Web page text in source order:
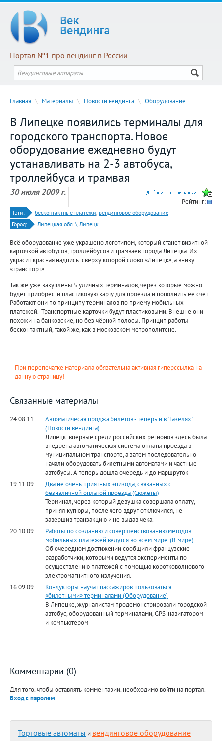
Портал №1 про вендинг в России
Главная \ Материалы \ Новости вендинга \ Оборудование
В Липецке появились терминалы для
городского транспорта. Новое
оборудование ежедневно будут
устанавливать на 2-3 автобуса,
троллейбуса и трамвая
30 июля 2009 г.
Рейтинг:
Тэги: бесконтактные платежи, вендинговое оборудование
Город:
Липецкая обл. \ Липецк
Всё оборудование уже украшено логотипом, который станет визитной
карточкой автобусов, троллейбусов и трамваев города Липецка. Их
украсит красная надпись: сверху которой слово «Липецк», а внизу
«транспорт».
Так же уже закуплены 5 уличных терминалов, через которые можно
будет приобрести пластиковую карту для проезда и пополнить её счёт.
Работают они по принципу терминалов по приему мобильных
платежей. Транспортные карточки будут пластиковыми. Внешне они
похожи на банковские, но без чёрной полосы. Принцип работы –
бесконтактный, такой же, как в московском метрополитене.
При перепечатке материала обязательна активная гиперссылка на
данную страницу!
Связанные материалы
24.08.11
Автоматичесая проджа билетов - теперь и в "Газелях"
(Новости вендинга)
Липецк: впервые среди российских регионов здесь была
внедрена автоматическая система оплаты проезда в
муниципальном транспорте, а затем последовательно
начали оборудовать билетными автоматами и частные
автобусы. А теперь дошла очередь и до маршруток
19.11.09
Два не очень приятных эпизода, связанных с
безналичной оплатой проезда (Сюжеты)
Терминал, через который девушка совершала оплату,
принял купюры, после чего вдруг отключился, не
завершив транзакцию и не выдав чека.
20.10.09
Работы по созданию и совершенствованию методов
мобильных платежей ведутся во всем мире. (В мире)
Об очередном достижении сообщили французские
разработчики, которыми ведутся эксперименты по
осуществлению платежей с помощью коротковолнового
электромагнитного излучения.
16.09.09
Кондукторы научат пассажиров пользоваться
«билетными» терминалами (Оборудование)
В Липецке, журналистам продемонстрировали городской
автобус, оборудованный терминалами, GPS-навигатором
и компьютером
Комментарии (0)
Для того, чтобы оставлять комментарии, необходимо войти на портал.
Вход с паролем
Торговые автоматы и вендинговое оборудование